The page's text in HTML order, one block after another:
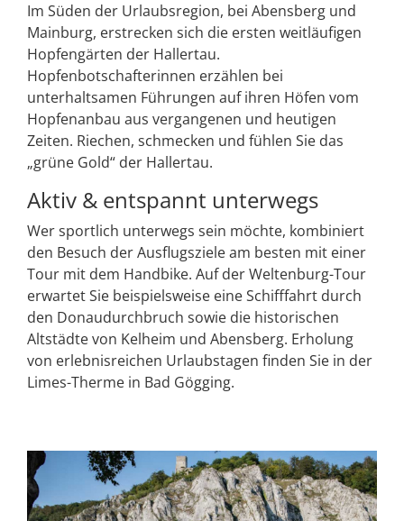
Im Süden der Urlaubsregion, bei Abensberg und
Mainburg, erstrecken sich die ersten weitläufigen
Hopfengärten der Hallertau.
Hopfenbotschafterinnen erzählen bei
unterhaltsamen Führungen auf ihren Höfen vom
Hopfenanbau aus vergangenen und heutigen
Zeiten. Riechen, schmecken und fühlen Sie das
„grüne Gold“ der Hallertau.
Aktiv & entspannt unterwegs
Wer sportlich unterwegs sein möchte, kombiniert
den Besuch der Ausflugsziele am besten mit einer
Tour mit dem Handbike. Auf der Weltenburg-Tour
erwartet Sie beispielsweise eine Schifffahrt durch
den Donaudurchbruch sowie die historischen
Altstädte von Kelheim und Abensberg. Erholung
von erlebnisreichen Urlaubstagen finden Sie in der
Limes-Therme in Bad Gögging.